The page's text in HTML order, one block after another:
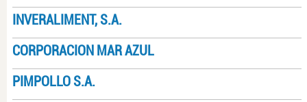
INVERALIMENT, S.A.
CORPORACION MAR AZUL
PIMPOLLO S.A.